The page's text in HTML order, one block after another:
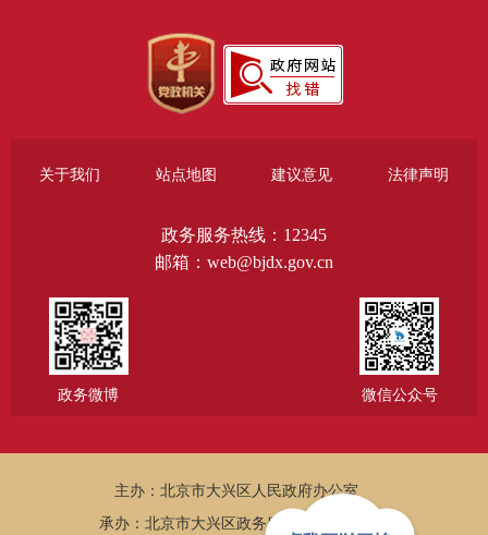
关于我们 站点地图 建议意见 法律声明
政务服务热线：12345
邮箱：web@bjdx.gov.cn
政务微博 微信公众号
主办：北京市大兴区人民政府办公室
承办：北京市大兴区政务服务和数据管理局